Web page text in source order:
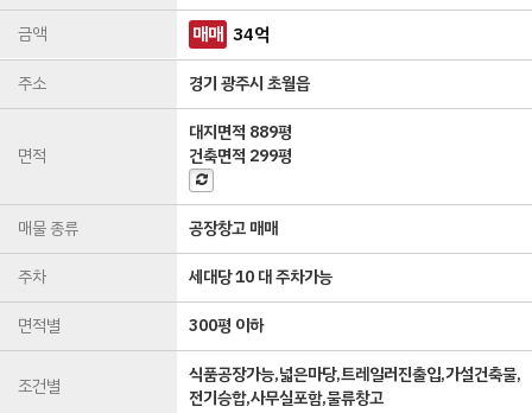
금액
매매 34억
주소 경기 광주시 초월읍
면적
대지면적 889평
건축면적 299평
매물 종류
공장창고 매매
주차
세대당 10 대 주차가능
면적별
300평 이하
조건별
식품공장가능,넓은마당,트레일러진출입,가설건축물,
전기승합,사무실포함,물류창고